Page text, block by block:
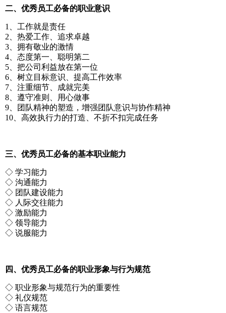
二、优秀员工必备的职业意识
1、工作就是责任
2、热爱工作、追求卓越
3、拥有敬业的激情
4、态度第一、聪明第二
5、把公司利益放在第一位
6、树立目标意识、提高工作效率
7、注重细节、成就完美
8、遵守准则、用心做事
9、团队精神的塑造，增强团队意识与协作精神
10、高效执行力的打造、不折不扣完成任务
三、优秀员工必备的基本职业能力
◇ 学习能力
◇ 沟通能力
◇ 团队建设能力
◇ 人际交往能力
◇ 激励能力
◇ 领导能力
◇ 说服能力
四、优秀员工必备的职业形象与行为规范
◇ 职业形象与规范行为的重要性
◇ 礼仪规范
◇ 语言规范